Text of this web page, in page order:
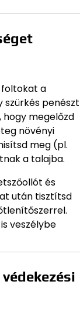
foltokat a
szürkés penészt
hogy megelőzd
növényi
meg (pl.
a talajba.
és
után tisztítsd
veszélybe